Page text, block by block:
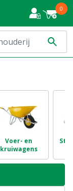
0
Voer- en
kruiwagens